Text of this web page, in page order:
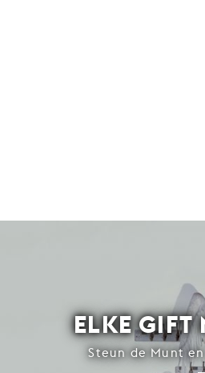
ELKE GIFT
Steun de Munt